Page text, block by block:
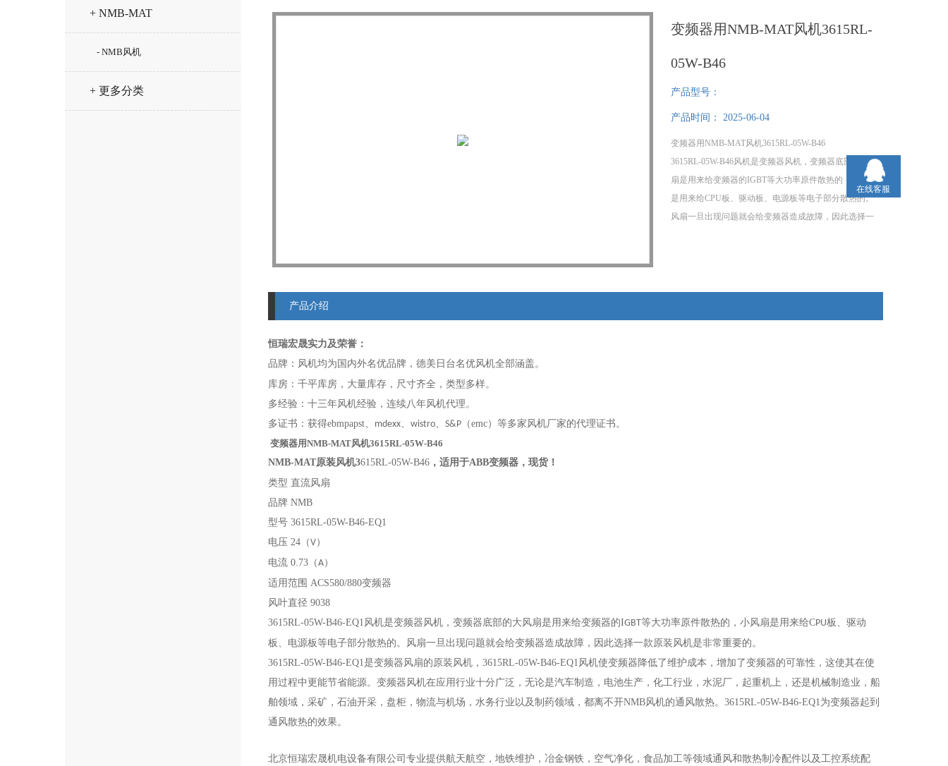
+ NMB-MAT
- NMB风机
+ 更多分类
变频器用NMB-MAT风机3615RL-
05W-B46
产品型号：
产品时间： 2025-06-04
变频器用NMB-MAT风机3615RL-05W-B46
3615RL-05W-B46风机是变频器风机，变频器底部的大风
扇是用来给变频器的IGBT等大功率原件散热的，小风扇
是用来给CPU板、驱动板、电源板等电子部分散热的。
风扇一旦出现问题就会给变频器造成故障，因此选择一
产品介绍
恒瑞宏晟实力及荣誉：
品牌：风机均为 国内外名优品牌，德美日台名优风机全部涵盖。
库房：千平库房，大量库存，尺寸齐全，类型多样。
多经验：十三年风机经验，连续八年风机代理。
多证书：获得ebmpapst、 mdexx、 wistro、 S&P （emc）等多家风机厂家的代理证书。
变频器用NMB-MAT风机3615RL-05W-B46
NMB-MAT原装风机3615RL-05W-B46 ， 适用于ABB变频器，现货！
类型 直流风扇
品牌 NMB
型号 3615RL-05W-B46-EQ1
电压 24（V）
电流 0.73（A）
适用范围 ACS580/880变频器
风叶直径 9038
3615RL-05W-B46-EQ1 风机是变频器风机，变频器底部的大风扇是用来给变频器的IGBT等大功率原件散热的，小风扇是用来给CPU板、驱动
板、电源板等电子部分散热的。风扇一旦出现问题就会给变频器造成故障，因此选择一款原装 风机是非常重要的。
3615RL-05W-B46-EQ1是变频器风扇的原装风机， 3615RL-05W-B46-EQ1 风机使变频器降低了维护成本，增加了变频器的可靠性，这使其在使
用过程中更能节省能源。 变频器 风机在应用行业十分广泛，无论是汽车制造，电池生产，化工行业，水泥厂，起重机上，还是机械制造业，船
舶领域，采矿，石油开采，盘柜，物流与机场，水务行业以及制药领域，都离不开NMB风机的通风散热。 3615RL-05W-B46-EQ1为变频器起到
通风散热的效果。
北京恒瑞宏晟机电设备有限公司专业提供航天航空，地铁维护，冶金钢铁，空气净化，食品加工等领域通风和散热制冷配件以及工控系统配
在线客服